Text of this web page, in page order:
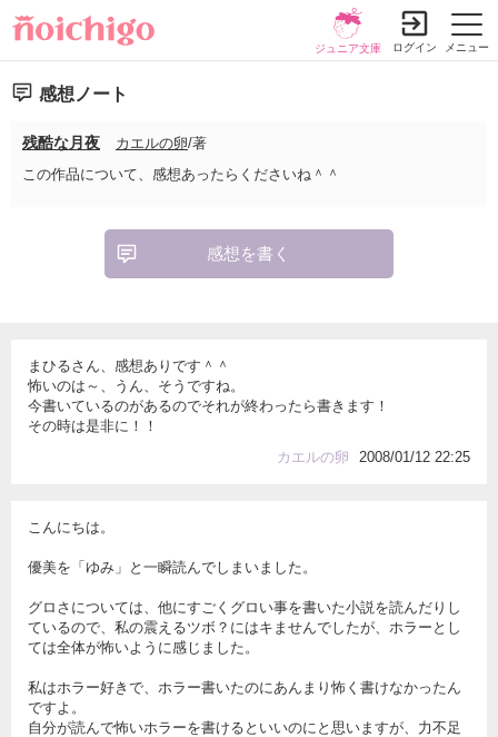
メニュー
ジュニア文庫 ログイン
感想ノート
残酷な月夜 カエルの卵/著
この作品について、感想あったらくださいね＾＾
感想を書く
まひるさん、感想ありです＾＾
怖いのは～、うん、そうですね。
今書いているのがあるのでそれが終わったら書きます！
その時は是非に！！
カエルの卵
2008/01/12 22:25
こんにちは。
優美を「ゆみ」と一瞬読んでしまいました。
グロさについては、他にすごくグロい事を書いた小説を読んだりし
ているので、私の震えるツボ？にはキませんでしたが、ホラーとし
ては全体が怖いように感じました。
私はホラー好きで、ホラー書いたのにあんまり怖く書けなかったん
ですよ。
自分が読んで怖いホラーを書けるといいのにと思いますが、力不足